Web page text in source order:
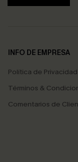
INFO DE EMPRESA
Política de Privacidad
Términos &
Comentarios de